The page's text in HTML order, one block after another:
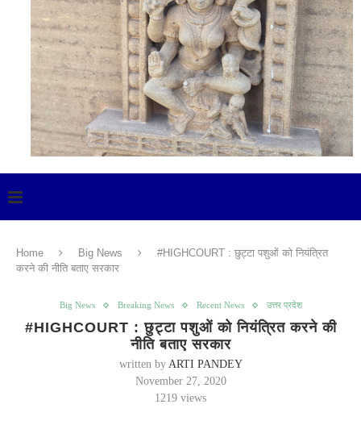
Home Big News
#HIGHCOURT : छुट्टा पशुओं को नियंत्रित
करने की नीति बताए सरकार
Big News Breaking News Recent News उत्तर प्रदेश
#HIGHCOURT : छुट्टा पशुओं को नियंत्रित करने की
नीति बताए सरकार
written by ARTI PANDEY
November 27, 2020
1219 views